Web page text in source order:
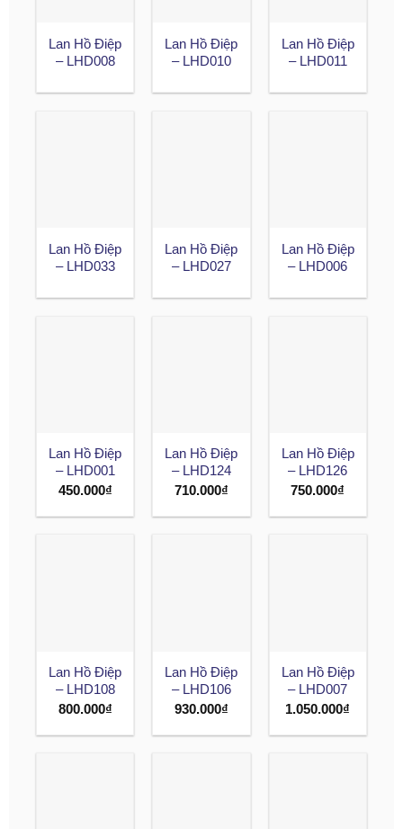
Lan Hồ Điệp
– LHD008
Lan Hồ Điệp
– LHD010
Lan Hồ Điệp
– LHD011
Lan Hồ Điệp
– LHD033
Lan Hồ Điệp
– LHD027
Lan Hồ Điệp
– LHD006
Lan Hồ Điệp
– LHD001
450.000₫
Lan Hồ Điệp
– LHD124
710.000₫
Lan Hồ Điệp
– LHD126
750.000₫
Lan Hồ Điệp
– LHD108
800.000₫
Lan Hồ Điệp
– LHD106
930.000₫
Lan Hồ Điệp
– LHD007
1.050.000₫